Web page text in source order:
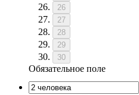
26
27
28
29
30
Обязательное поле